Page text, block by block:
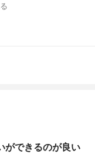
ができるのが良い